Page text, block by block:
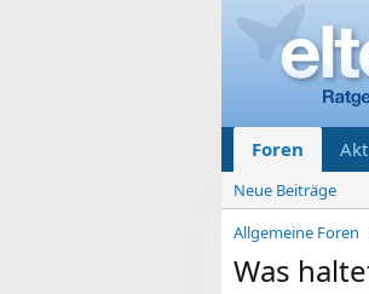
Foren
Neue Beiträge
Allgemeine Foren
Was